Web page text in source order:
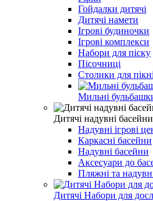
Гойдалки дитячі
Дитячі намети
Ігрові будиночки
Ігрові комплекси
Набори для піску
Пісочниці
Столики для
Мильні
Дитячі надувні
Надувні ігрові
Каркасні басейни
Надувні басейни
Аксесуари до
Пляжні та
Дитячі Набори для